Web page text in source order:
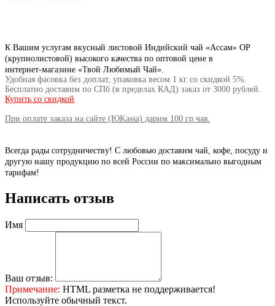
К Вашим услугам вкусный листовой Индийский чай «Ассам» OP
(крупнолистовой) высокого качества по оптовой цене в
интернет-магазине «Твой Любимый Чай».
Удобная фасовка без доплат, упаковка весом 1 кг со скидкой 5%.
Бесплатно доставим по СПб (в пределах КАД) заказ от 3000 рублей.
Купить со скидкой
При оплате заказа на сайте (ЮKassa) дарим 100 гр чая.
Всегда рады сотрудничеству! С любовью доставим чай, кофе, посуду и
другую нашу продукцию по всей России по максимально выгодным
тарифам!
Написать отзыв
Имя
Ваш отзыв:
Примечание: HTML разметка не поддерживается!
Используйте обычный текст.